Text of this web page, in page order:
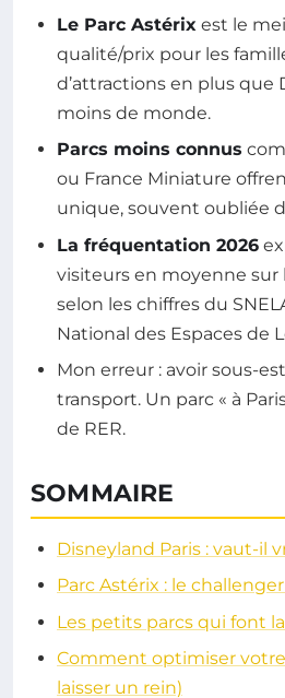
Le Parc Astérix est le
qualité/prix pour les
d’attractions en plus que
moins de monde.
Parcs moins connus
ou France Miniature
unique, souvent oubliée
La fréquentation 2026
visiteurs en moyenne sur
selon les chiffres du
National des Espaces de
Mon erreur : avoir sous-
transport. Un parc « à
de RER.
SOMMAIRE
Disneyland Paris : vaut-il
Parc Astérix : le
Les petits parcs qui font
Comment optimiser
laisser un rein)